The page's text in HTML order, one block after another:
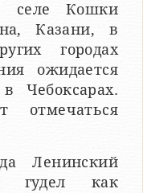
селе Кошки
Казани, в
городах
ожидается
Чебоксарах.
Ленинский
гудел как